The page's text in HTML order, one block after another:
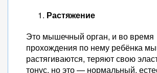
Растяжение
Это мышечный орган, и во время
прохождения по нему ребёнка
растягиваются, теряют свою
тонус, но это — нормальный,